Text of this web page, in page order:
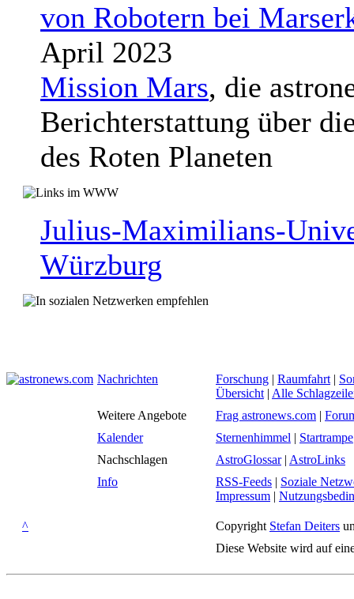
von Robotern bei
April 2023
Mission Mars, die
Berichterstattung über
des Roten Planeten
Julius-Maximilians-
Würzburg
Nachrichten Forschung | Raumfahrt |
Übersicht | Alle
Weitere Angebote
Frag astronews.com |
Kalender
Sternenhimmel | Startrampe
Nachschlagen
AstroGlossar| AstroLinks
Info
RSS-Feeds | Soziale
Impressum |
^ Copyright Stefan Deiters
Diese Website wird auf